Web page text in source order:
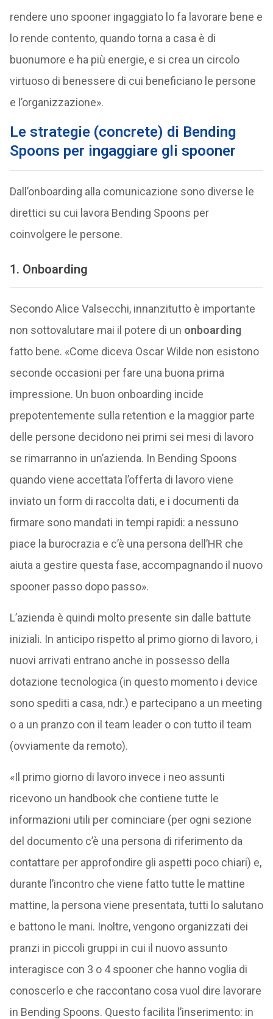
rendere uno spooner ingaggiato lo fa lavorare bene e
lo rende contento, quando torna a casa è di
buonumore e ha più energie, e si crea un circolo
virtuoso di benessere di cui beneficiano le persone
e l’organizzazione».
Le strategie (concrete) di Bending
Spoons per ingaggiare gli spooner
Dall’onboarding alla comunicazione sono diverse le
direttici su cui lavora Bending Spoons per
coinvolgere le persone.
1. Onboarding
Secondo Alice Valsecchi, innanzitutto è importante
non sottovalutare mai il potere di un onboarding
fatto bene. «Come diceva Oscar Wilde non esistono
seconde occasioni per fare una buona prima
impressione. Un buon onboarding incide
prepotentemente sulla retention e la maggior parte
delle persone decidono nei primi sei mesi di lavoro
se rimarranno in un’azienda. In Bending Spoons
quando viene accettata l’offerta di lavoro viene
inviato un form di raccolta dati, e i documenti da
firmare sono mandati in tempi rapidi: a nessuno
piace la burocrazia e c’è una persona dell’HR che
aiuta a gestire questa fase, accompagnando il nuovo
spooner passo dopo passo».
L’azienda è quindi molto presente sin dalle battute
iniziali. In anticipo rispetto al primo giorno di lavoro, i
nuovi arrivati entrano anche in possesso della
dotazione tecnologica (in questo momento i device
sono spediti a casa, ndr.) e partecipano a un meeting
o a un pranzo con il team leader o con tutto il team
(ovviamente da remoto).
«Il primo giorno di lavoro invece i neo assunti
ricevono un handbook che contiene tutte le
informazioni utili per cominciare (per ogni sezione
del documento c’è una persona di riferimento da
contattare per approfondire gli aspetti poco chiari) e,
durante l’incontro che viene fatto tutte le mattine
mattine, la persona viene presentata, tutti lo salutano
e battono le mani. Inoltre, vengono organizzati dei
pranzi in piccoli gruppi in cui il nuovo assunto
interagisce con 3 o 4 spooner che hanno voglia di
conoscerlo e che raccontano cosa vuol dire lavorare
in Bending Spoons. Questo facilita l’inserimento: in